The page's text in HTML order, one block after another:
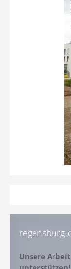
regensburg-
Unsere